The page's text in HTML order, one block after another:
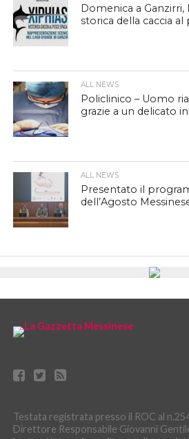
Domenica a Ganzirri,
storica della caccia al
ALL NEWS
Policlinico – Uomo
grazie a un delicato
ALL NEWS
Presentato il
dell’Agosto
Testata registrata presso il ROC al
Direttore Responsabile Giovanni